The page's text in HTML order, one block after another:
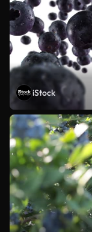
iStock